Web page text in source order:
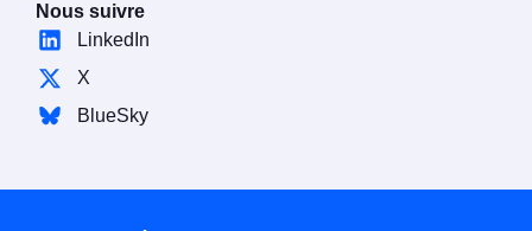
Nous suivre
LinkedIn
X
BlueSky